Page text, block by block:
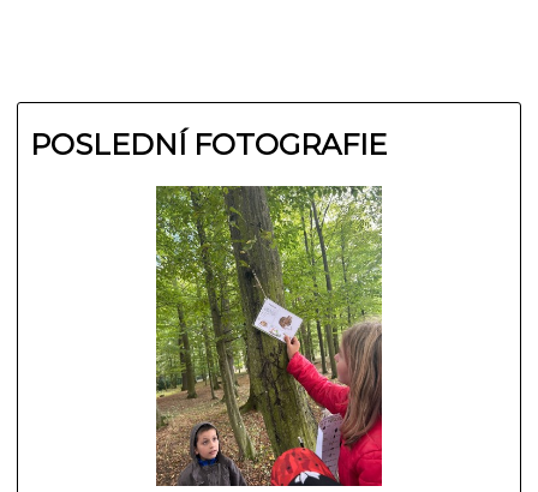
POSLEDNÍ FOTOGRAFIE